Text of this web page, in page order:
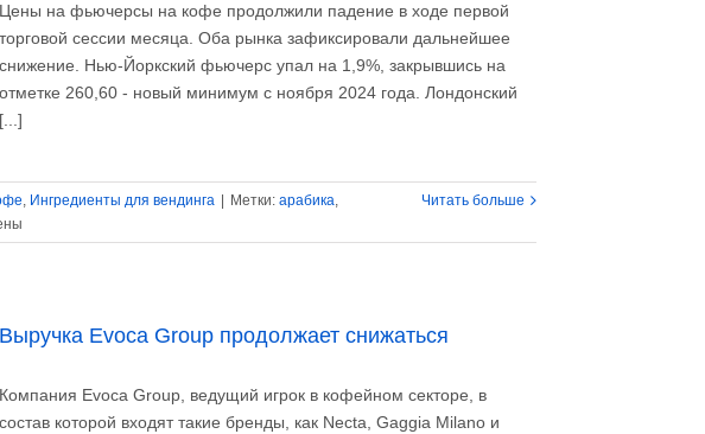
Цены на фьючерсы на кофе продолжили падение в ходе первой
торговой сессии месяца. Оба рынка зафиксировали дальнейшее
снижение. Нью-Йоркский фьючерс упал на 1,9%, закрывшись на
отметке 260,60 - новый минимум с ноября 2024 года. Лондонский
[...]
, Ингредиенты для вендинга Метки: арабика,
Читать больше
Выручка Evoca Group продолжает снижаться
Компания Evoca Group, ведущий игрок в кофейном секторе, в
состав которой входят такие бренды, как Necta, Gaggia Milano и